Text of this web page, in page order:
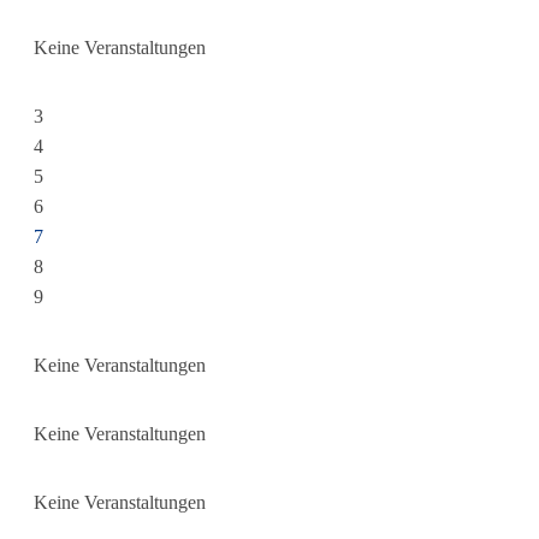
Keine Veranstaltungen
3
4
5
6
7
8
9
Keine Veranstaltungen
Keine Veranstaltungen
Keine Veranstaltungen